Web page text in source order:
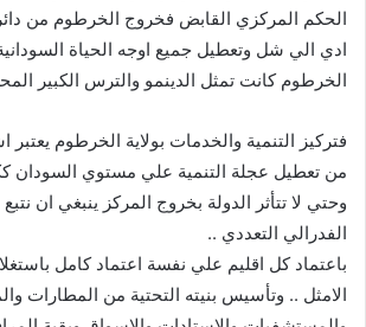
الحكم المركزي القابض فخروج الخرطوم من
ادي الي شل وتعطيل جميع اوجه الحياة السودانية
الخرطوم كانت تمثل الدينمو والترس الكبير
فتركيز التنمية والخدمات بولاية الخرطوم
من تعطيل عجلة التنمية علي مستوي السودان
وحتي لا تتأثر الدولة بخروج المركز ينبغي ان
الفدرالي التعددي ..
باعتماد كل اقليم علي نفسة اعتماد كامل
الامثل .. وتأسيس بنيته التحتية من المطارات